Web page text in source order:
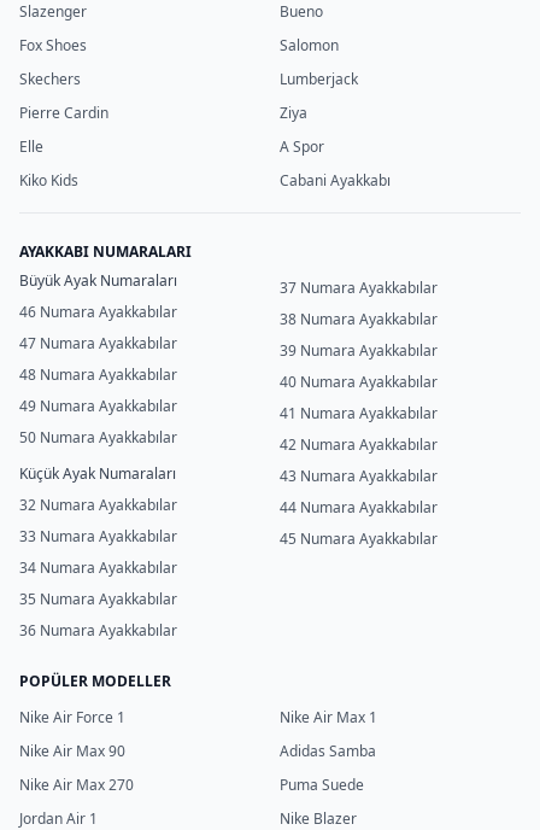
Slazenger
Fox Shoes
Skechers
Pierre Cardin
Elle
Kiko Kids
Bueno
Salomon
Lumberjack
Ziya
A Spor
Cabani Ayakkabı
AYAKKABI NUMARALARI
Büyük Ayak Numaraları
46 Numara Ayakkabılar
47 Numara Ayakkabılar
48 Numara Ayakkabılar
49 Numara Ayakkabılar
50 Numara Ayakkabılar
Küçük Ayak Numaraları
32 Numara Ayakkabılar
33 Numara Ayakkabılar
34 Numara Ayakkabılar
35 Numara Ayakkabılar
36 Numara Ayakkabılar
37 Numara Ayakkabılar
38 Numara Ayakkabılar
39 Numara Ayakkabılar
40 Numara Ayakkabılar
41 Numara Ayakkabılar
42 Numara Ayakkabılar
43 Numara Ayakkabılar
44 Numara Ayakkabılar
45 Numara Ayakkabılar
POPÜLER MODELLER
Nike Air Force 1
Nike Air Max 90
Nike Air Max 270
Jordan Air 1
Nike Air Max 1
Adidas Samba
Puma Suede
Nike Blazer